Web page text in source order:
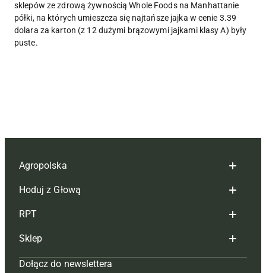
sklepów ze zdrową żywnością Whole Foods na Manhattanie
półki, na których umieszcza się najtańsze jajka w cenie 3.39
dolara za karton (z 12 dużymi brązowymi jajkami klasy A) były
puste.
Agropolska
Redakcja
Reklama
Tagi
Mapa serwisu
Hoduj z Głową
Hoduj z głową bydło
Hoduj z głową świnie
Prenumerata
RPT
Redakcja
Prenumerata
Sklep
Czasopisma i prenumerata
Dołącz do newslettera